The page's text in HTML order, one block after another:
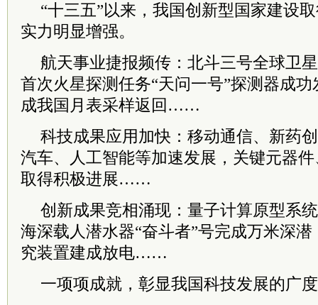
“十三五”以来，我国创新型国家建设
实力明显增强。
航天事业捷报频传：北斗三号全球卫
首次火星探测任务“天问一号”探测器成
成我国月表采样返回……
科技成果应用加快：移动通信、新药
汽车、人工智能等加速发展，关键元器
取得积极进展……
创新成果竞相涌现：量子计算原型系
海深载人潜水器“奋斗者”号完成万米深
究装置建成放电……
一项项成就，彰显我国科技发展的广